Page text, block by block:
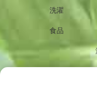
洗濯
食品